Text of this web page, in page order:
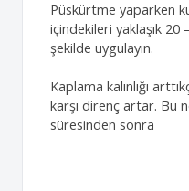
Püskürtme yaparken
içindekileri yaklaşık
şekilde uygulayın.
Kaplama kalınlığı
karşı direnç artar. Bu
süresinden sonra